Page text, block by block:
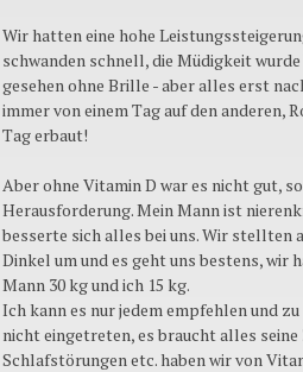
Wir hatten eine hohe
schwanden schnell, die Müdigkeit
gesehen ohne Brille - aber alles erst
immer von einem Tag auf den anderen,
Tag erbaut!
Aber ohne Vitamin D war es nicht gut,
Herausforderung. Mein Mann ist
besserte sich alles bei uns. Wir stellten
Dinkel um und es geht uns bestens, wir
Mann 30 kg und ich 15 kg.
Ich kann es nur jedem empfehlen und
nicht eingetreten, es braucht alles seine
Schlafstörungen etc. haben wir von